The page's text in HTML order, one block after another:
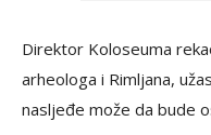
Direktor Koloseuma
arheologa i Rimljana,
nasljeđe može da bude